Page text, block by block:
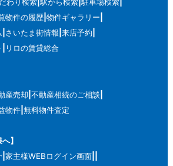
物件の履歴 物件ギャラリー
さいたま街情報 来店予約
リロの賃貸総合
産売却 不動産相続のご相談
物件 無料物件査定
】
家主様WEBログイン画面